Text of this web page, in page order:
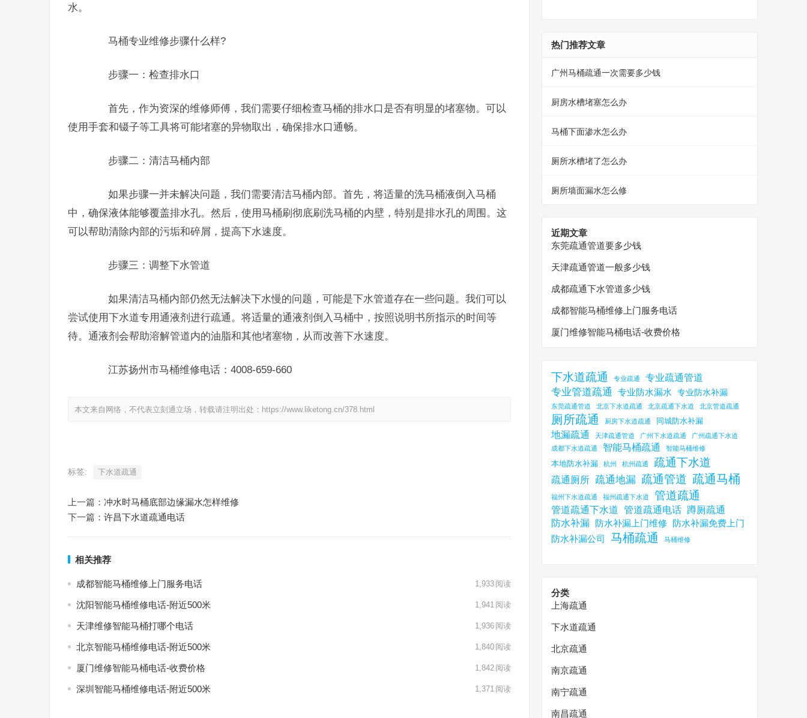
水。
马桶专业维修步骤什么样?
步骤一：检查排水口
首先，作为资深的维修师傅，我们需要仔细检查马桶的排水口是否有明显的堵塞物。可以
使用手套和镊子等工具将可能堵塞的异物取出，确保排水口通畅。
步骤二：清洁马桶内部
如果步骤一并未解决问题，我们需要清洁马桶内部。首先，将适量的洗马桶液倒入马桶
中，确保液体能够覆盖排水孔。然后，使用马桶刷彻底刷洗马桶的内壁，特别是排水孔的周围。这
可以帮助清除内部的污垢和碎屑，提高下水速度。
步骤三：调整下水管道
如果清洁马桶内部仍然无法解决下水慢的问题，可能是下水管道存在一些问题。我们可以
尝试使用下水道专用通液剂进行疏通。将适量的通液剂倒入马桶中，按照说明书所指示的时间等
待。通液剂会帮助溶解管道内的油脂和其他堵塞物，从而改善下水速度。
江苏扬州市马桶维修电话：4008-659-660
本文来自网络，不代表立刻通立场，转载请注明出处：https://www.liketong.cn/378.html
标签: 下水道疏通
上一篇： 冲水时马桶底部边缘漏水怎样维修
下一篇： 许昌下水道疏通电话
相关推荐
成都智能马桶维修上门服务电话 1,933 阅读
沈阳智能马桶维修电话-附近500米 1,941 阅读
天津维修智能马桶打哪个电话 1,936 阅读
北京智能马桶维修电话-附近500米 1,840 阅读
厦门维修智能马桶电话-收费价格 1,842 阅读
深圳智能马桶维修电话-附近500米 1,371 阅读
热门推荐文章
广州马桶疏通一次需要多少钱
厨房水槽堵塞怎么办
马桶下面渗水怎么办
厕所水槽堵了怎么办
厕所墙面漏水怎么修
近期文章
东莞疏通管道要多少钱
天津疏通管道一般多少钱
成都疏通下水管道多少钱
成都智能马桶维修上门服务电话
厦门维修智能马桶电话-收费价格
下水道疏通 专业疏通 专业疏通管道
专业管道疏通 专业防水漏水 专业防水补漏
东莞疏通管道 北京下水道疏通 北京疏通下水道 北京管道疏通
厕所疏通 厨房下水道疏通 同城防水补漏
地漏疏通 天津疏通管道 广州下水道疏通
广州疏通下水道
成都下水道疏通
智能马桶疏通 智能马桶维修
本地防水补漏 杭州 杭州疏通 疏通下水道
疏通厕所 疏通地漏 疏通管道 疏通马桶
福州下水道疏通 福州疏通下水道 管道疏通
管道疏通下水道 管道疏通电话 蹲厕疏通
防水补漏 防水补漏上门维修
防水补漏免费上门
防水补漏公司
马桶疏通 马桶维修
分类
上海疏通
下水道疏通
北京疏通
南京疏通
南宁疏通
南昌疏通